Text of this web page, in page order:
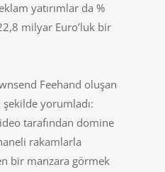
yatırımlar da %
milyar Euro’luk bir
Feehand oluşan
şekilde yorumladı:
tarafından domine
rakamlarla
bir manzara görmek